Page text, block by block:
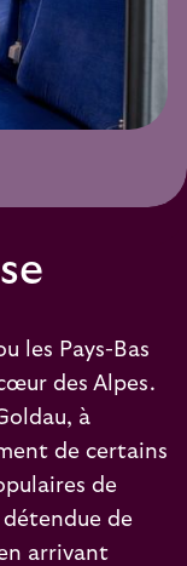
les Pays-Bas
des Alpes.
à
de certains
de
de
arrivant